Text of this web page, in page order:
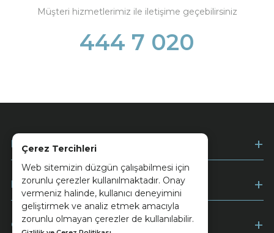
Çerez Tercihleri
Web sitemizin düzgün çalışabilmesi için
zorunlu çerezler kullanılmaktadır. Onay
vermeniz halinde, kullanıcı deneyimini
geliştirmek ve analiz etmek amacıyla
zorunlu olmayan çerezler de kullanılabilir.
Müşteri hizmetlerimiz ile iletişime geçebilirsiniz
444 7 020
Kurumsal
Müşteri Hizmetleri
Ödeme